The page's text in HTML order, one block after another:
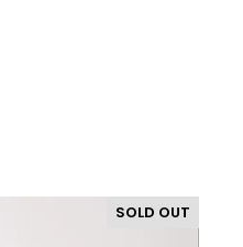
SOLD OUT